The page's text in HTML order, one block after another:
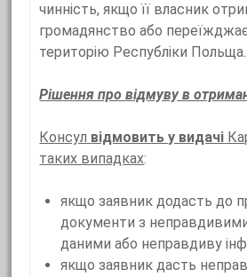
чинність, якщо її власник
громадянство або
територію Республіки Польща.
Рішення про відмуву в
Консул відмовить у видачі
таких випадках:
якщо заявник додасть до
документи з
даними або неправдиву
якщо заявник дасть